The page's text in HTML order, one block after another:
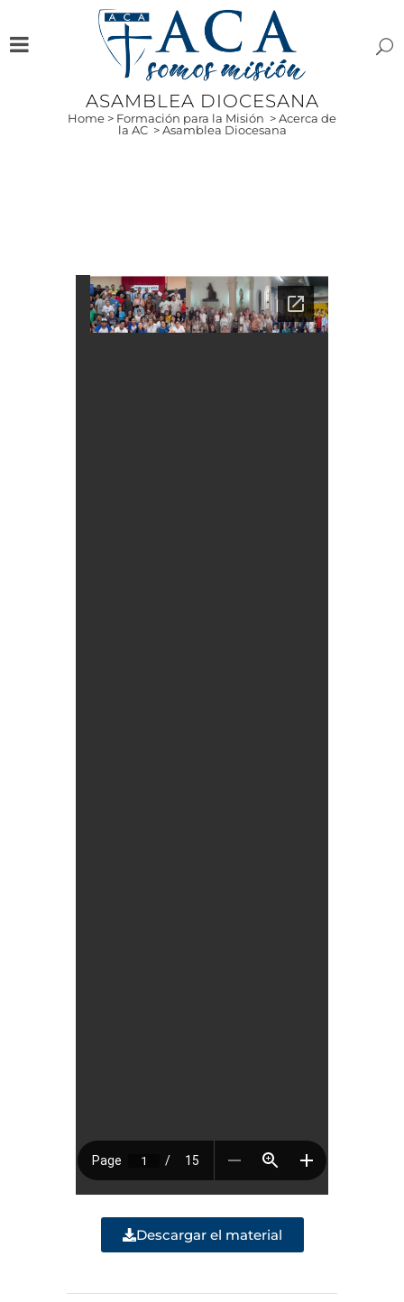
ASAMBLEA DIOCESANA
Home > Formación para la Misión >Acerca de
la AC >Asamblea Diocesana
Descargar el material